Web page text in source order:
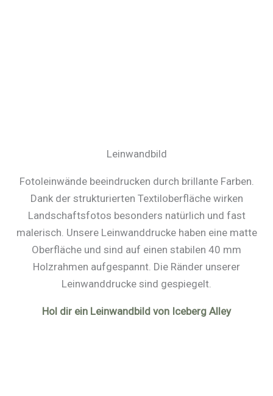
Leinwandbild
Fotoleinwände beeindrucken durch brillante Farben.
Dank der strukturierten Textiloberfläche wirken
Landschaftsfotos besonders natürlich und fast
malerisch. Unsere Leinwanddrucke haben eine matte
Oberfläche und sind auf einen stabilen 40 mm
Holzrahmen aufgespannt. Die Ränder unserer
Leinwanddrucke sind gespiegelt.
Hol dir ein Leinwandbild von Iceberg Alley